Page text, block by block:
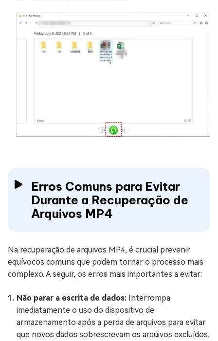
Erros Comuns para Evitar
Durante a Recuperação de
Arquivos MP4
Na recuperação de arquivos MP4, é crucial prevenir
equívocos comuns que podem tornar o processo mais
complexo. A seguir, os erros mais importantes a evitar:
Não parar a escrita de dados: Interrompa
imediatamente o uso do dispositivo de
armazenamento após a perda de arquivos para evitar
que novos dados sobrescrevam os arquivos excluídos,